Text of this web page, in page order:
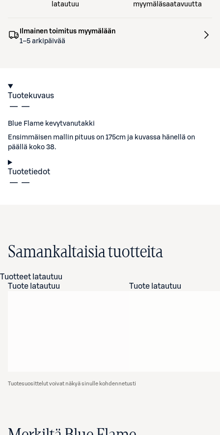
latautuu
myymäläsaatavuutta
Ilmainen toimitus myymälään
1–5 arkipäivää
Tuotekuvaus
Blue Flame kevytvanutakki
Ensimmäisen mallin pituus on 175cm ja kuvassa hänellä on
päällä koko 38.
Tuotetiedot
Samankaltaisia tuotteita
Tuotteet latautuu
Tuote latautuu
Tuote latautuu
Tuotesuosittelut voivat näkyä sinulle kohdennetusti